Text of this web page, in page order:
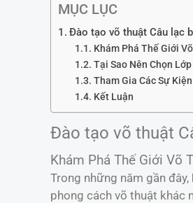
MỤC LỤC
Đào tạo võ thuật Câu lạc
Khám Phá Thế Giới
Tại Sao Nên Chọn
Tham Gia Các Sự
Kết Luận
Đào tạo võ thuật
Khám Phá Thế Giới Võ
Trong những năm gần đây,
phong cách võ thuật khác